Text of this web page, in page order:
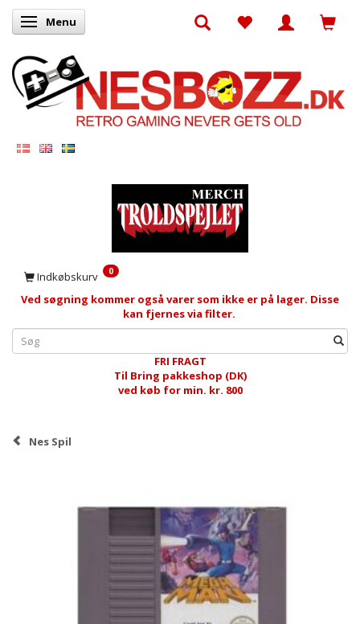
Skifte navigation
Menu
Indkøbskurv 0
Ved søgning kommer også varer som ikke er på lager. Disse
kan fjernes via filter.
FRI FRAGT
Til Bring pakkeshop (DK)
ved køb for min. kr. 800
Nes Spil